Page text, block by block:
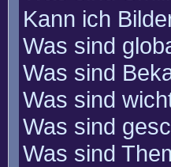
Kann ich
Was sind
Was sind
Was sind
Was sind
Was sind